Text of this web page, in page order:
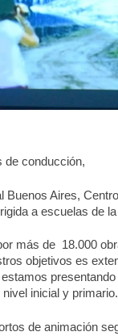
de conducción,
Buenos Aires, Centro
a escuelas de
más de 18.000
objetivos es
inicial y primario.
de animación